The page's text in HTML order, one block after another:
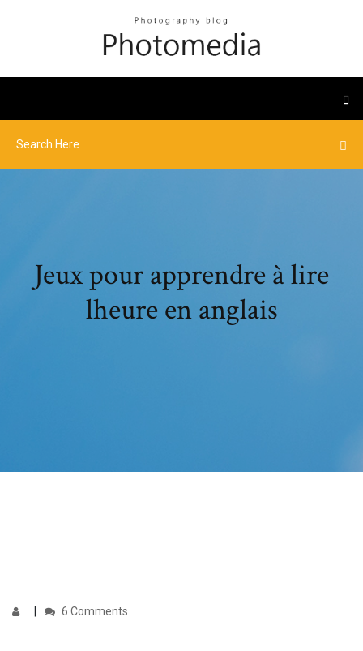
Jeux pour apprendre à lire
lheure en anglais
6 Comments